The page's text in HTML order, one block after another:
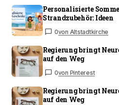
Personalisierte
Strandzubehör: Ideen
0von Altstadtkirche
Regierung bringt
auf den Weg
0von Pinterest
Regierung bringt
auf den Weg